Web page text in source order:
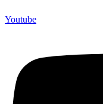
Youtube